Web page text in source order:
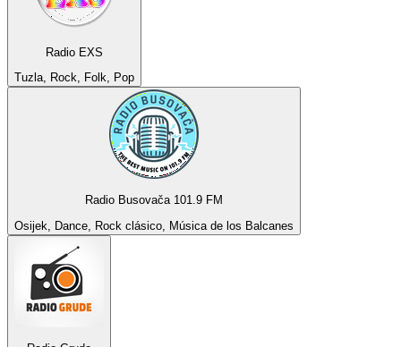
Radio EXS
Tuzla, Rock, Folk, Pop
Radio Busovača 101.9 FM
Osijek, Dance, Rock clásico, Música de los Balcanes